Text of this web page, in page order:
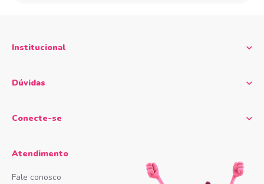
Institucional
Dúvidas
Conecte-se
Atendimento
Fale conosco